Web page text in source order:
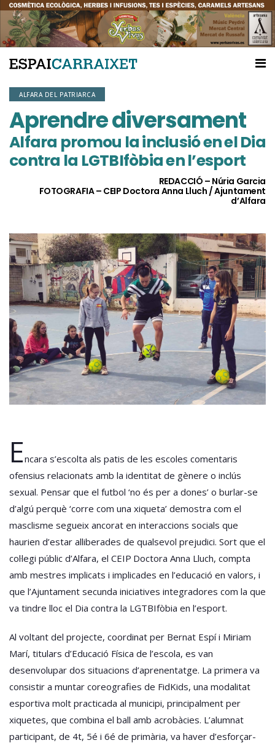
ALFARA DEL PATRIARCA
Aprendre diversament
Alfara promou la inclusió en el Dia
contra la LGTBIfòbia en l’esport
REDACCIÓ – Núria Garcia
FOTOGRAFIA – CEIP Doctora Anna Lluch / Ajuntament
d’Alfara
Encara s’escolta als patis de les escoles comentaris
ofensius relacionats amb la identitat de gènere o inclús
sexual. Pensar que el futbol ‘no és per a dones’ o burlar-se
d’algú perquè ‘corre com una xiqueta’ demostra com el
masclisme segueix ancorat en interaccions socials que
haurien d’estar alliberades de qualsevol prejudici. Sort que el
col·legi públic d’Alfara, el CEIP Doctora Anna Lluch, compta
amb mestres implicats i implicades en l’educació en valors, i
que l’Ajuntament secunda iniciatives integradores com la que
va tindre lloc el Dia contra la LGTBIfòbia en l’esport.
Al voltant del projecte, coordinat per Bernat Espí i Miriam
Marí, titulars d’Educació Física de l’escola, es van
desenvolupar dos situacions d’aprenentatge. La primera va
consistir a muntar coreografies de FidKids, una modalitat
esportiva molt practicada al municipi, principalment per
xiquetes, que combina el ball amb acrobàcies. L’alumnat
participant, de 4t, 5é i 6é de primària, va haver d’esforçar-